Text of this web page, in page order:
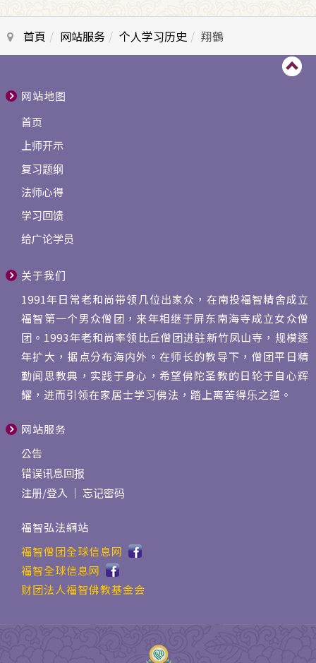
首頁 网站服务 个人学习历史 翔鶴
网站地图
首页
上师开示
复习题纲
法师心得
学习回馈
给广论学员
关于我们
1991年日常老和尚带领几位出家众，在南投福智精舍成立
福智第一个男众僧团，来年相继于屏东南海寺成立女众僧
团。1993年老和尚率领比丘僧团进驻新竹凤山寺，规模逐
年扩大，据点分布海内外。在师长的教导下，僧团平日精
勤闻思教典，实践于身心，希望佛陀圣教的日轮于自心辉
耀，进而引领在家居士学习佛法，踏上离苦得乐之道。
网站服务
公告
错误讯息回报
注册/登入 ｜ 忘记密码
福智弘法網站
福智僧团全球信息网
福智全球信息网
财团法人福智佛教基金会